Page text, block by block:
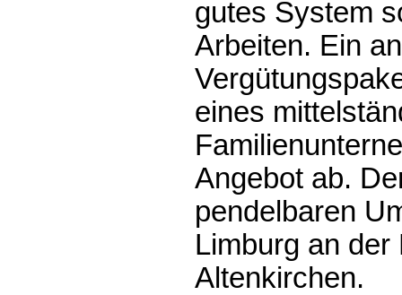
gutes System
Arbeiten. Ein
eines
Angebot ab.
pendelbaren
Limburg an der
Altenkirchen.